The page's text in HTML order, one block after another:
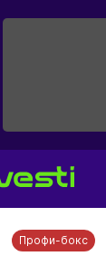
Главная
Профи-бокс
Профи-бокс